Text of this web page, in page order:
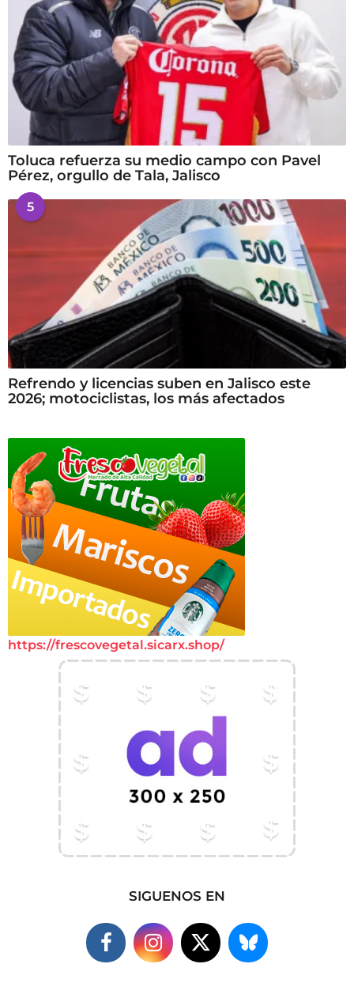
Toluca refuerza su medio campo con Pavel
Pérez, orgullo de Tala, Jalisco
5
Refrendo y licencias suben en Jalisco este
2026; motociclistas, los más afectados
https://frescovegetal.sicarx.shop/
SIGUENOS EN